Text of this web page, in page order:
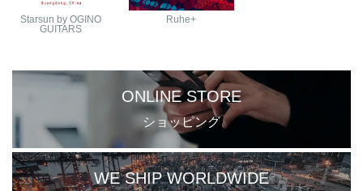
Starsun by OGINO
GUITARS
Ruhe+
ONLINE STORE
ショッピング
WE SHIP WORLDWIDE